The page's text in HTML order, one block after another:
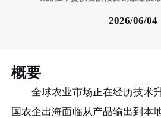
2026/06/04
概要
全球农业市场正在经历技术升
国农企出海面临从产品输出到本